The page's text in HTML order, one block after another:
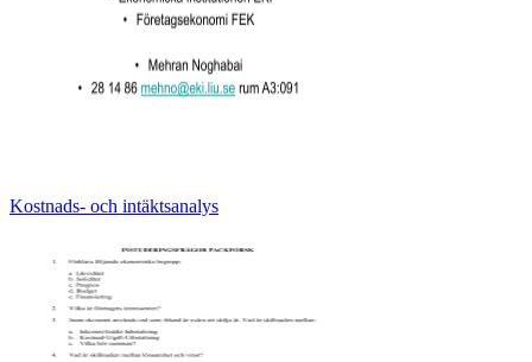
Kostnads- och intäktsanalys